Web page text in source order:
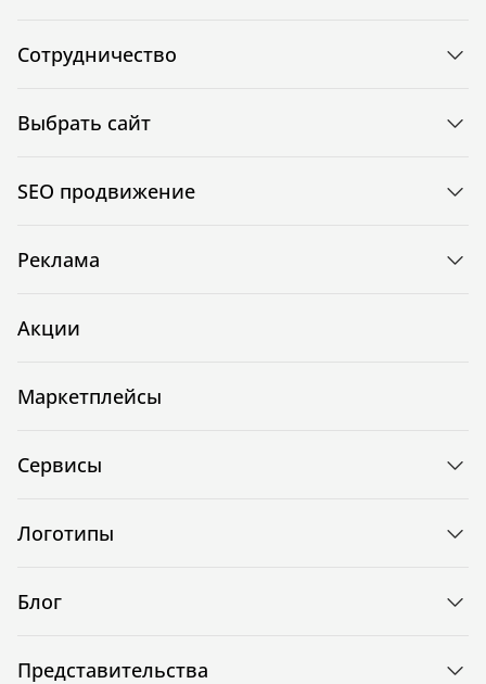
Сотрудничество
Выбрать сайт
SEO продвижение
Реклама
Акции
Маркетплейсы
Сервисы
Логотипы
Блог
Представительства